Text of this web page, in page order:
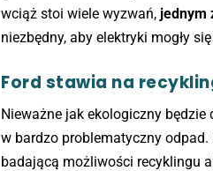
wciąż stoi wiele wyzwań, jednym
niezbędny, aby elektryki mogły
Ford stawia na
Nieważne jak ekologiczny
w bardzo problematyczny
badającą możliwości recyklingu